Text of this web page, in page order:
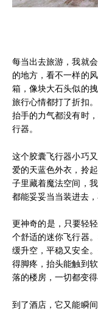
每当出去旅游，我就
的地方，看不一样的
箱，像块大石头似的
旅行心情都打了折扣
抬手的力气都没有时
行器。
这个胶囊飞行器小巧
爱的天蓝色外衣，拎
子里藏着魔法空间，
都能妥妥当当装进去
更神奇的是，只要轻
个舒适的迷你飞行器
缓升空，平稳又安全
得脚疼，抬头能触到
落的楼房，一切都变得
到了酒店，它又能瞬